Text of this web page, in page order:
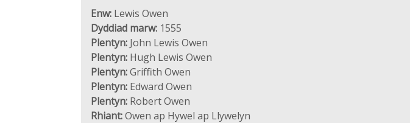
Enw: Lewis Owen
Dyddiad marw: 1555
Plentyn: John Lewis Owen
Plentyn: Hugh Lewis Owen
Plentyn:Griffith Owen
Plentyn: Edward Owen
Plentyn: Robert Owen
Rhiant:Owen ap Hywel ap Llywelyn